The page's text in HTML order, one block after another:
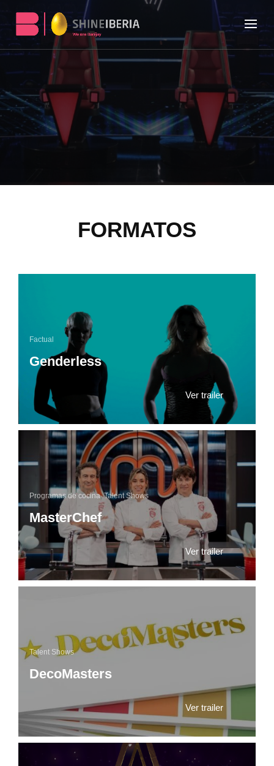
FORMATOS
Genderless
Factual
Ver trailer
MasterChef
Programas de cocina,Talent Shows
Ver trailer
DecoMasters
Talent Shows
Ver trailer